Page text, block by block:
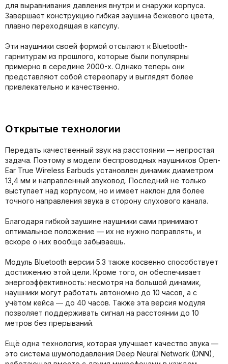
для выравнивания давления внутри и снаружи корпуса.
Завершает конструкцию гибкая заушина бежевого цвета,
плавно переходящая в капсулу.
Эти наушники своей формой отсылают к Bluetooth-
гарнитурам из прошлого, которые были популярны
примерно в середине 2000-х. Однако теперь они
представляют собой стереопару и выглядят более
привлекательно и качественно.
Открытые технологии
Передать качественный звук на расстоянии — непростая
задача. Поэтому в модели беспроводных наушников Open-
Ear True Wireless Earbuds установлен динамик диаметром
13,4 мм и направленный звуковод. Последний не только
выступает над корпусом, но и имеет наклон для более
точного направления звука в сторону слухового канала.
Благодаря гибкой заушине наушники сами принимают
оптимальное положение — их не нужно поправлять, и
вскоре о них вообще забываешь.
Модуль Bluetooth версии 5.3 также косвенно способствует
достижению этой цели. Кроме того, он обеспечивает
энергоэффективность: несмотря на большой динамик,
наушники могут работать автономно до 10 часов, а с
учётом кейса — до 40 часов. Также эта версия модуля
позволяет поддерживать сигнал на расстоянии до 10
метров без прерываний.
Ещё одна технология, которая улучшает качество звука —
это система шумоподавления Deep Neural Network (DNN),